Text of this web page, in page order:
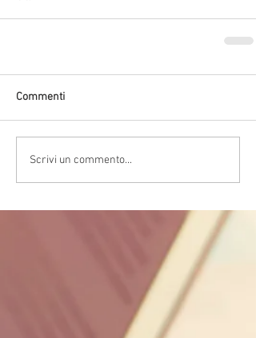
Commenti
Scrivi un commento...